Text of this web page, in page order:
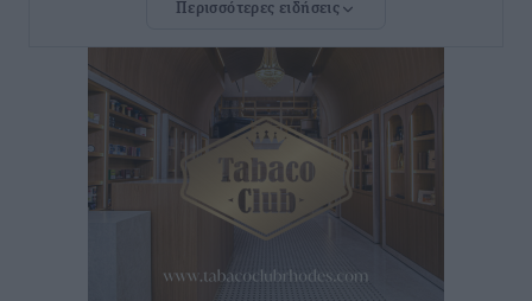
Rhodes Beyond Summer – Εκεί που το καλοκαίρι
Τοπικές Ειδήσεις πριν 12 ώρες
Κικίλιας: Μειώθηκαν κατά 34% οι μεταναστευτικές
ροές στα θαλάσσια σύνορα
Ειδήσεις
Κως: Γερμανός τουρίστας κέρδισε αποζημίωση 900
ευρώ επειδή δεν βρήκε ξαπλώστρες στις
Περισσότερες ειδήσεις